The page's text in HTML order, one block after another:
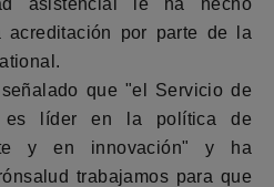
asistencial le ha hecho
acreditación por parte de la
que "el Servicio de
es líder en la política de
y en innovación" y ha
trabajamos para que